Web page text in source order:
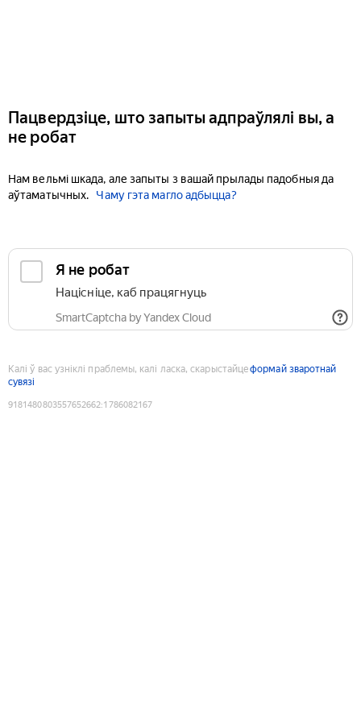
Пацвердзіце, што запыты адпраўлялі вы, а
не робат
Нам вельмі шкада, але запыты з вашай прылады падобныя да
аўтаматычных.
Чаму гэта магло адбыцца?
Я не робат
Націсніце, каб працягнуць
SmartCaptcha by Yandex Cloud
Калі ў вас узніклі праблемы, калі ласка, скарыстайцеформай зваротнай
сувязі
9181480803557652662:1786082167